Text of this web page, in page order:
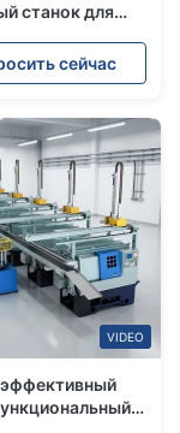
станок для
со стабильной
и
с
сейчас
VIDEO